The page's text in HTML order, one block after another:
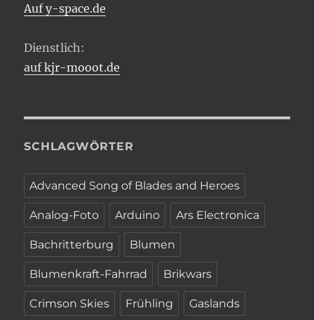
Auf y-space.de
Dienstlich:
auf kjr-mooot.de
SCHLAGWÖRTER
Advanced Song of Blades and Heroes
Analog-Foto Arduino Ars Electronica
Bachritterburg Blumen
Blumenkraft-Fahrrad Brikwars
Crimson Skies Frühling Gaslands